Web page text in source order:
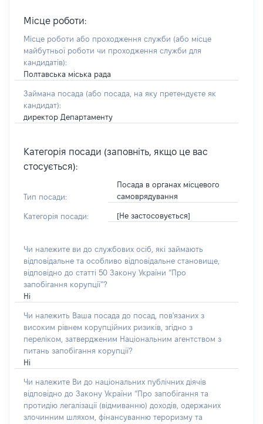
Місце роботи:
Місце роботи або проходження служби (або місце
майбутньої роботи чи проходження служби для
кандидатів):
Полтавська міська рада
Займана посада (або посада, на яку претендуєте як
кандидат):
директор Департаменту
Категорія посади (заповніть, якщо це вас
стосується):
Тип посади:
Посада в органах місцевого
самоврядування
Категорія посади: [Не застосовується]
Чи належите ви до службових осіб, які займають
відповідальне та особливо відповідальне становище,
відповідно до статті 50 Закону України “Про
запобігання корупції”?
Ні
Чи належить Ваша посада до посад, пов'язаних з
високим рівнем корупційних ризиків, згідно з
переліком, затвердженим Національним агентством з
питань запобігання корупції?
Ні
Чи належите Ви до національних публічних діячів
відповідно до Закону України “Про запобігання та
протидію легалізації (відмиванню) доходів, одержаних
злочинним шляхом, фінансуванню тероризму та